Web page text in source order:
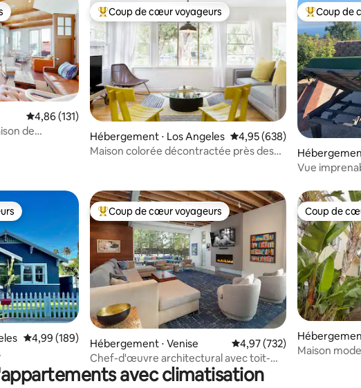
commentaires : 4,91 sur 5
Évaluation moyenne sur la base de 131 commentaires : 4,86 sur 5
4,86 (131)
de
Coups de cœur voyageurs les plus appréciés
Coup de cœur voyageurs
Hébergement ⋅ Los Angeles Évaluation moyenne sur la
4,95 (638)
Maison colorée décontractée près des
Coups de
Coup de
Vue
: 4,99 sur 5
les plus appréciés
Évaluation moyenne sur la base de 189 commentaires : 4,99 sur 5
4,99 (189)
bohème
Coups de cœur voyageurs les plus appréciés
Coup de cœur voyageurs
Hébergement ⋅ Venise Évaluation moyenne sur la
4,97 (732)
Chef-d'œuvre architectural avec toit-
terrasse
Coup de
Coup de
a
Maison
avec climatisation